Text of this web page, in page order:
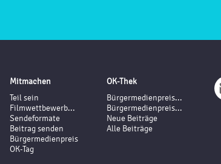
Mitmachen
Teil sein
Filmwettbewerb...
Sendeformate
Beitrag senden
Bürgermedienpreis
OK-Tag
OK-Thek
Bürgermedienpreis...
Bürgermedienpreis...
Neue Beiträge
Alle Beiträge